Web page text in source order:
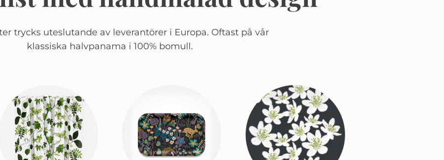
trycks uteslutande av leverantörer i Europa. Oftast på vår
klassiska halvpanama i 100% bomull.